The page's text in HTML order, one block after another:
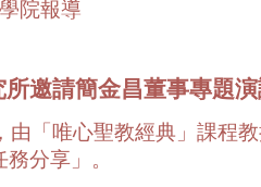
院報導
邀請簡金昌董事專題
由「唯心聖教經典」課程
分享」。